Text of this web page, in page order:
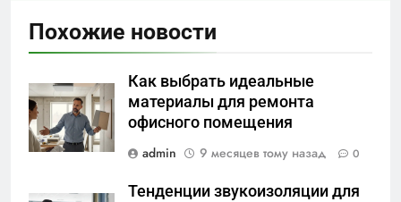
Похожие новости
Как выбрать идеальные
материалы для ремонта
офисного помещения
admin
9 месяцев тому назад 0
Тенденции звукоизоляции для